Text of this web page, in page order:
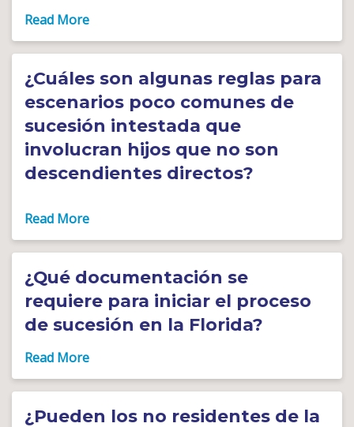
¿Cuáles son algunas reglas para
escenarios poco comunes de
sucesión intestada que
involucran hijos que no son
descendientes directos?
¿Qué documentación se
requiere para iniciar el proceso
de sucesión en la Florida?
¿Pueden los no residentes de la